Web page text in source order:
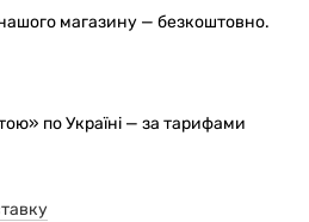
магазину — безкоштовно.
по Україні — за тарифами